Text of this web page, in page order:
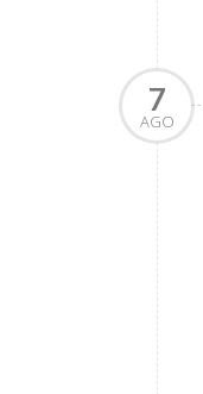
7
AGO